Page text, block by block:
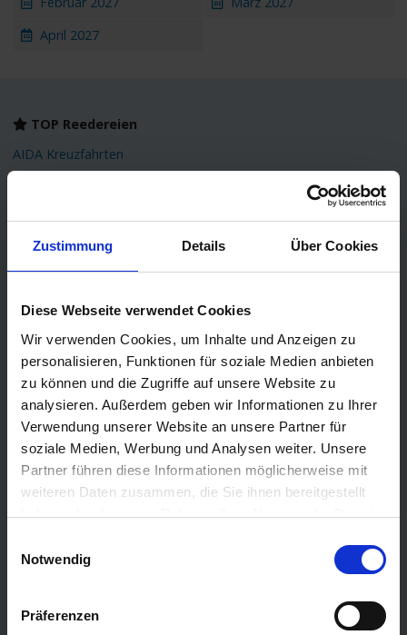
Zustimmung Details Über Cookies
Diese Webseite verwendet Cookies
Wir verwenden Cookies, um Inhalte und Anzeigen zu
personalisieren, Funktionen für soziale Medien anbieten
zu können und die Zugriffe auf unsere Website zu
analysieren. Außerdem geben wir Informationen zu Ihrer
Verwendung unserer Website an unsere Partner für
soziale Medien, Werbung und Analysen weiter. Unsere
Partner führen diese Informationen möglicherweise mit
weiteren Daten zusammen, die Sie ihnen bereitgestellt
haben oder die sie im Rahmen Ihrer Nutzung der Dienste
Notwendig
Präferenzen
April 2027
TOP Reedereien
AIDA Kreuzfahrten
Costa Kreuzfahrten
MSC Cruises
Hurtigruten
Holland America Line
Plantours Kreuzfahrten
TOP Reiseziele
Karibik Kreuzfahrt
Orient Kreuzfahrt
Ostsee Kreuzfahrt